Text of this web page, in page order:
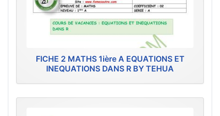
FICHE 2 MATHS 1ière A EQUATIONS ET
INEQUATIONS DANS R BY TEHUA